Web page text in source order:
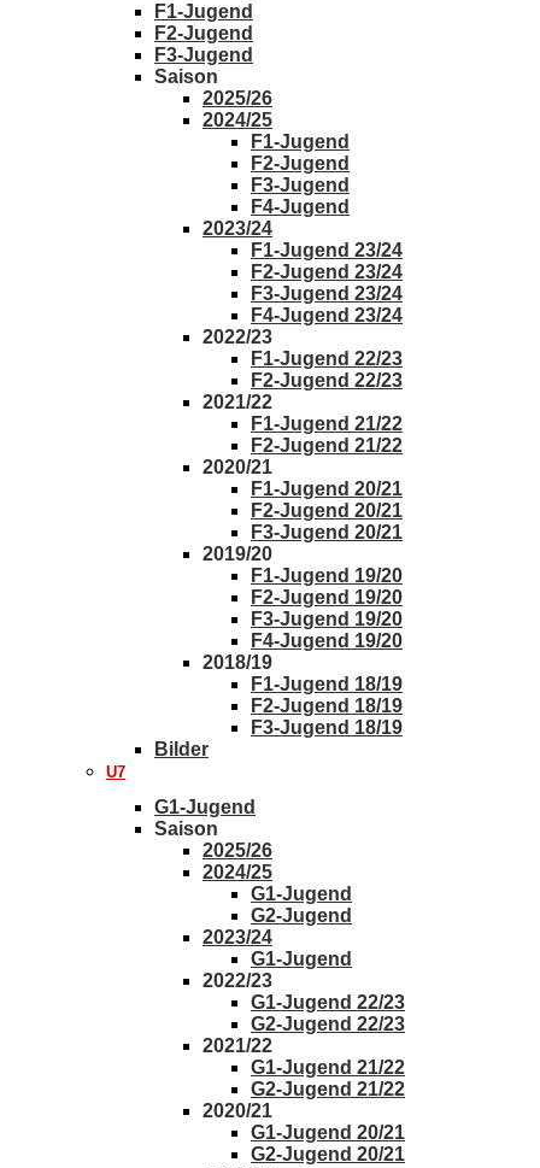
F1-Jugend
F2-Jugend
F3-Jugend
Saison
2025/26
2024/25
F1-Jugend
F2-Jugend
F3-Jugend
F4-Jugend
2023/24
F1-Jugend 23/24
F2-Jugend 23/24
F3-Jugend 23/24
F4-Jugend 23/24
2022/23
F1-Jugend 22/23
F2-Jugend 22/23
2021/22
F1-Jugend 21/22
F2-Jugend 21/22
2020/21
F1-Jugend 20/21
F2-Jugend 20/21
F3-Jugend 20/21
2019/20
F1-Jugend 19/20
F2-Jugend 19/20
F3-Jugend 19/20
F4-Jugend 19/20
2018/19
F1-Jugend 18/19
F2-Jugend 18/19
F3-Jugend 18/19
Bilder
U7
G1-Jugend
Saison
2025/26
2024/25
G1-Jugend
G2-Jugend
2023/24
G1-Jugend
2022/23
G1-Jugend 22/23
G2-Jugend 22/23
2021/22
G1-Jugend 21/22
G2-Jugend 21/22
2020/21
G1-Jugend 20/21
G2-Jugend 20/21